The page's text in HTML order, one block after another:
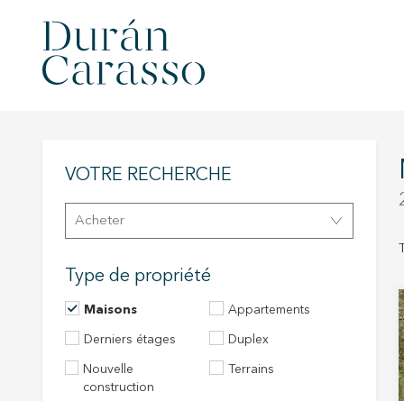
VOTRE RECHERCHE
Acheter
Type de propriété
Maisons Appartements
Derniers étages Duplex
Nouvelle
construction
Terrains